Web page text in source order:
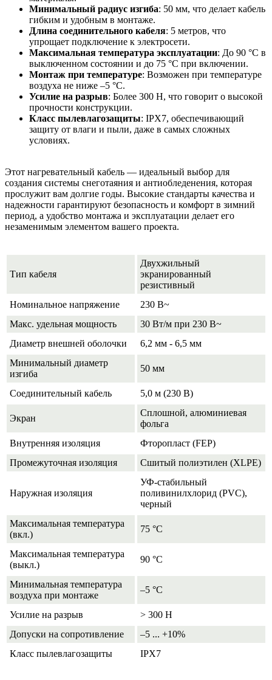
Минимальный радиус изгиба: 50 мм, что делает кабель
гибким и удобным в монтаже.
Длина соединительного кабеля: 5 метров, что
упрощает подключение к электросети.
Максимальная температура эксплуатации: До 90 °С в
выключенном состоянии и до 75 °С при включении.
Монтаж при температуре: Возможен при температуре
воздуха не ниже –5 °С.
Усилие на разрыв: Более 300 Н, что говорит о высокой
прочности конструкции.
Класс пылевлагозащиты: IPX7, обеспечивающий
защиту от влаги и пыли, даже в самых сложных
условиях.
Этот нагревательный кабель — идеальный выбор для
создания системы снеготаяния и антиобледенения, которая
прослужит вам долгие годы. Высокие стандарты качества и
надежности гарантируют безопасность и комфорт в зимний
период, а удобство монтажа и эксплуатации делает его
незаменимым элементом вашего проекта.
Тип кабеля
Двухжильный
экранированный
резистивный
Номинальное напряжение
230 В~
Макс. удельная мощность
30 Вт/м при 230 В~
Диаметр внешней оболочки
6,2 мм - 6,5 мм
Минимальный диаметр
изгиба
50 мм
Соединительный кабель 5,0 м (230 В)
Экран
Сплошной, алюминиевая
фольга
Внутренняя изоляция
Фторопласт (FEP)
Промежуточная изоляция
Сшитый полиэтилен (XLPE)
Наружная изоляция
УФ-стабильный
поливинилхлорид (PVC),
черный
Максимальная температура
(вкл.)
75 °С
Максимальная температура
(выкл.)
90 °С
Минимальная температура
воздуха при монтаже
–5 °С
Усилие на разрыв
> 300 Н
Допуски на сопротивление
–5 ... +10%
Класс пылевлагозащиты
IPX7